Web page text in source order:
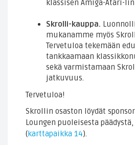
klassisen Amiga-Atari-
Skrolli-kauppa.
mukanamme myös
Tervetuloa tekemään
tankkaamaan
sekä varmistamaan
jatkuvuus.
Tervetuloa!
Skrollin osaston löydät
Loungen puoleisesta
(karttapaikka 14).